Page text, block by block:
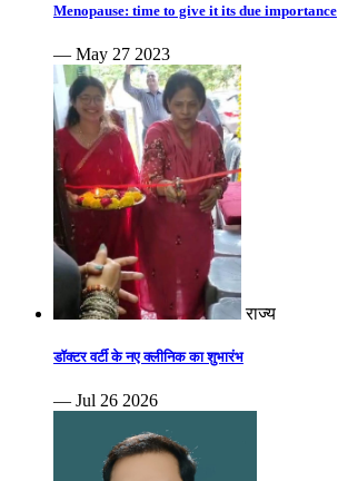
Menopause: time to give it its due importance
— May 27 2023
राज्य
डॉक्टर वर्टी के नए क्लीनिक का शुभारंभ
— Jul 26 2026